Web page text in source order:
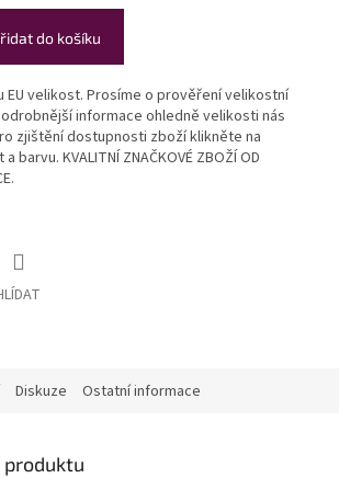
do košíku
EU velikost. Prosíme o prověření velikostní
informace ohledně velikosti nás
zjištění dostupnosti zboží klikněte na
KVALITNÍ ZNAČKOVÉ ZBOŽÍ OD
Diskuze Ostatní informace
produktu